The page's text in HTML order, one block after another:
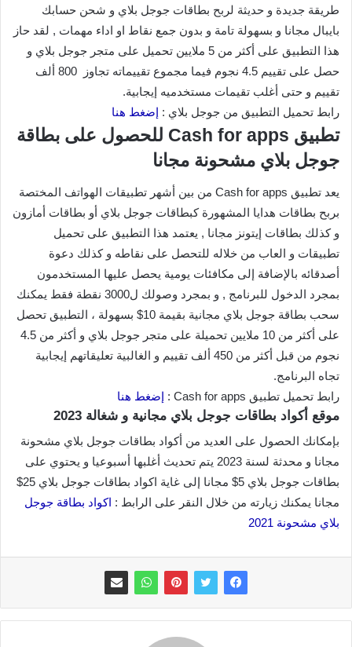
طريقة جديدة و حديثة لربح بطاقات جوجل بلاي و شحن حسابك
بايبال مجانا و بسهولة تامة و بدون جمع نقاط او اداء مهمات , لقد حاز
هذا التطبيق على أكثر من 5 ملايين تحميل على متجر جوجل بلاي و
حصل على تقييم 4.5 نجوم فيما مجموع تقييماته تجاوز 800 ألف
تقييم و حتى أغلب تقيمات مستخدميه إيجابية.
رابط تحميل التطبيق من جوجل بلاي : إضغط هنا
تطبيق Cash for apps للحصول على بطاقة
جوجل بلاي مشحونة مجانا
يعد تطبيق Cash for apps من بين أشهر تطبيقات الهواتف المختصة
بربح بطاقات هدايا المشهورة كبطاقات جوجل بلاي أو بطاقات أمازون
و كذلك بطاقات إيتونز مجانا , يعتمد هذا التطبيق على تحميل
تطبيقات و العاب من خلاله للتحصل على نقاطه و كذلك دعوة
أصدقائه بالإضافة إلى مكافئات يومية يحصل عليها المستخدمون
بمجرد الدخول للبرنامج , و بمجرد وصولك ل3000 نقطة فقط يمكنك
سحب بطاقة جوجل بلاي مجانية بقيمة 10$ بسهولة ، التطبيق تحصل
على أكثر من 10 ملايين تحميلة على متجر جوجل بلاي و أكثر من 4.5
نجوم من قبل أكثر من 450 ألف تقييم و الغالبية تعليقاتهم إيجابية
تجاه البرنامج.
رابط تحميل تطبيق Cash for apps :
إضغط هنا
موقع أكواد بطاقات جوجل بلاي مجانية و شغالة 2023
بإمكانك الحصول على العديد من أكواد بطاقات جوجل بلاي مشحونة
مجانا و محدثة لسنة 2023 يتم تحديث أغلبها أسبوعيا و يحتوي على
بطاقات جوجل بلاي 5$ مجانا إلى غاية اكواد بطاقات جوجل بلاي 25$
مجانا يمكنك زيارته من خلال النقر على الرابط : اكواد بطاقة جوجل
بلاي مشحونة 2021